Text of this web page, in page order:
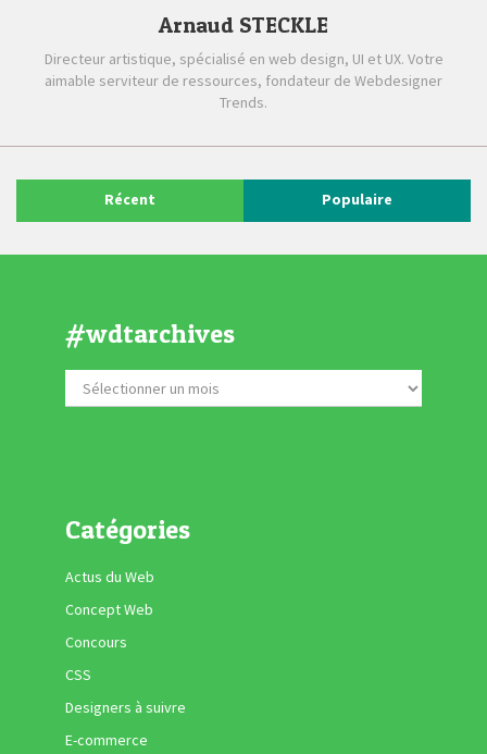
Arnaud STECKLE
Directeur artistique, spécialisé en web design, UI et UX. Votre
aimable serviteur de ressources, fondateur de Webdesigner
Trends.
Récent Populaire
#wdtarchives
Catégories
Actus du Web
Concept Web
Concours
CSS
Designers à suivre
E-commerce